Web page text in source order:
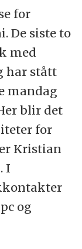
for
De siste to
med
har stått
mandag
blir det
for
Kristian
I
og